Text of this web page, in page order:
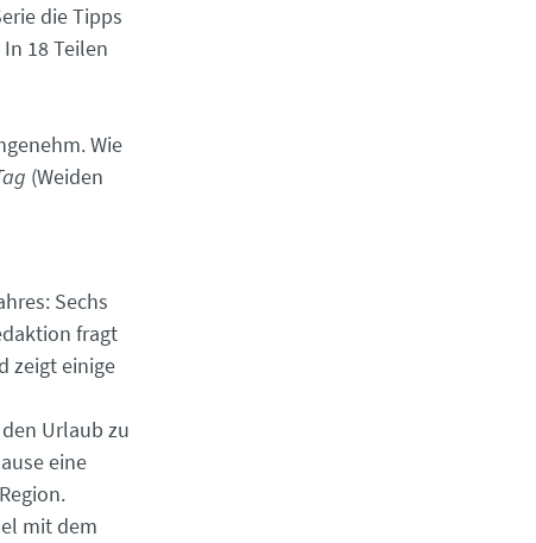
die Tipps
18 Teilen
Wie
(Weiden
Sechs
fragt
zeigt einige
Urlaub zu
eine
mit dem